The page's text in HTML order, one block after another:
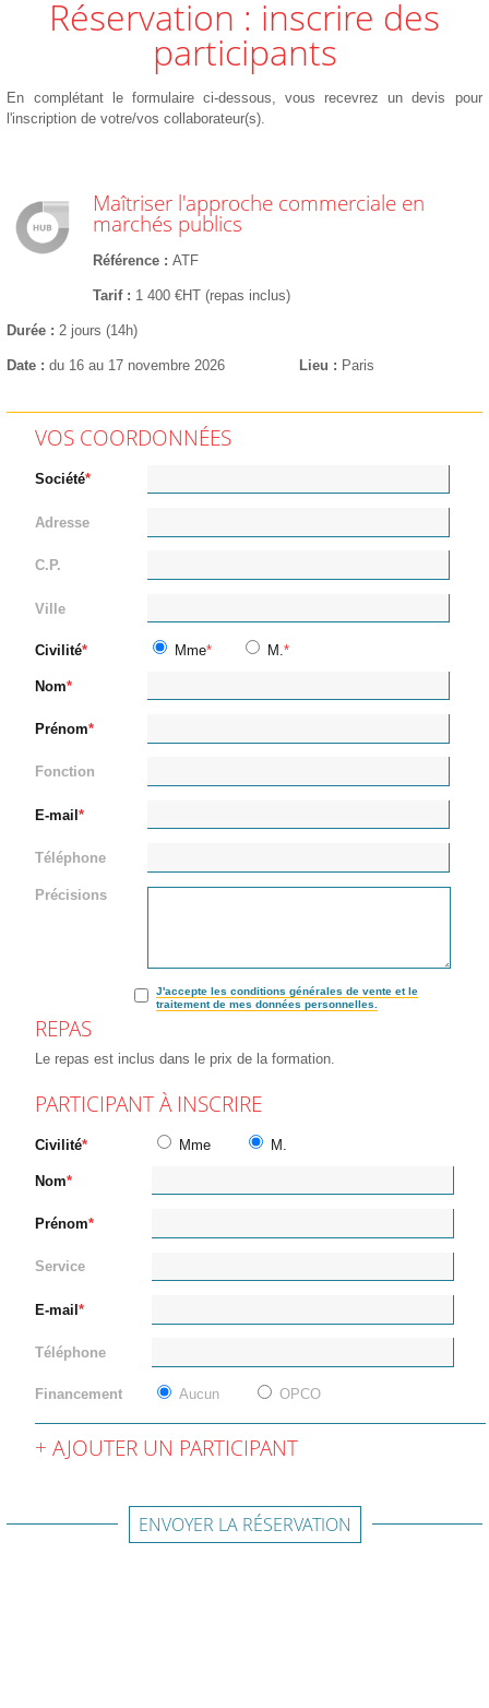
Réservation : inscrire des
participants
En complétant le formulaire ci-dessous, vous recevrez un devis pour
l'inscription de votre/vos collaborateur(s).
Maîtriser l'approche commerciale en
marchés publics
Référence ATF
Tarif 1 400 €HT (repas inclus)
Durée 2 jours (14h)
Date du 16 au 17 novembre 2026 Lieu Paris
VOS COORDONNÉES
Société
Adresse
C.P.
Ville
Civilité Mme M.
Nom
Prénom
Fonction
E-mail
Téléphone
Précisions
J'accepte les conditions générales de vente et le
traitement de mes données personnelles.
REPAS
Le repas est inclus dans le prix de la formation.
PARTICIPANT À INSCRIRE
Civilité Mme M.
Nom
Prénom
Service
E-mail
Téléphone
Financement Aucun OPCO
AJOUTER UN PARTICIPANT
ENVOYER LA RÉSERVATION